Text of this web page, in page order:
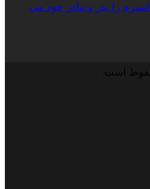
اسپرم را پدر و مادر خود می
است.